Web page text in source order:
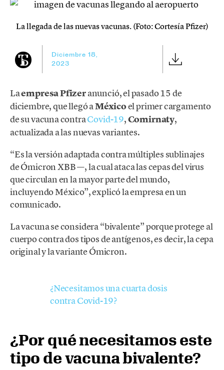
La llegada de las nuevas vacunas. (Foto: Cortesía Pfizer)
Diciembre 18,
2023
Laempresa Pfizeranunció, el pasado 15 de
diciembre, que llegó aMéxicoel primer cargamento
de su vacuna contraCovid-19,Comirnaty,
actualizada a las nuevas variantes.
“Es la versión adaptada contra múltiples sublinajes
de Ómicron XBB —, la cual ataca las cepas del virus
que circulan en la mayor parte del mundo,
incluyendo México”, explicó la empresa en un
comunicado.
La vacuna se considera “bivalente” porque protege al
cuerpo contra dos tipos de antígenos, es decir, la cepa
original y la variante Ómicron.
¿Necesitamos una cuarta dosis
contra Covid-19?
¿Por qué necesitamos este
tipo de vacuna bivalente?